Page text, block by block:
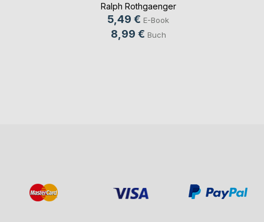
Ralph Rothgaenger
5,49 € E-Book
8,99 € Buch